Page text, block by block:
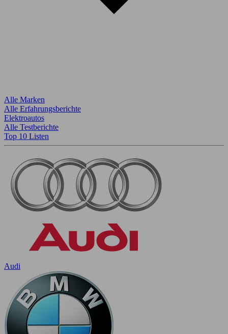
Alle Marken
Alle Erfahrungsberichte
Elektroautos
Alle Testberichte
Top 10 Listen
Audi